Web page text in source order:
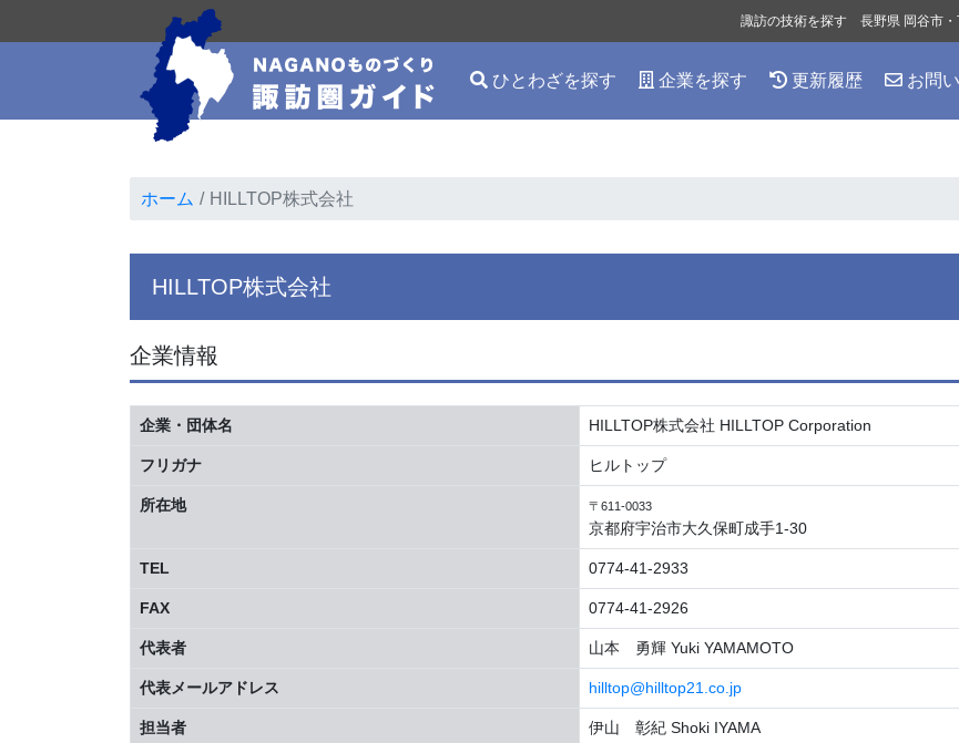
ひとわざを探す 企業を探す 更新履歴 お問
諏訪の技術を探す 長野県 岡谷市・
ホーム HILLTOP株式会社
HILLTOP株式会社
企業情報
企業・団体名 HILLTOP株式会社 HILLTOP Corporation
フリガナ ヒルトップ
所在地 〒611-0033
京都府宇治市大久保町成手1-30
TEL 0774-41-2933
FAX 0774-41-2926
代表者 山本 勇輝 Yuki YAMAMOTO
代表メールアドレス hilltop@hilltop21.co.jp
担当者 伊山 彰紀 Shoki IYAMA